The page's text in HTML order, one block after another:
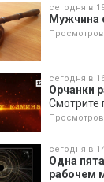
сегодня в
Мужчина
Просмотров
сегодня в
Орчанки
Смотрите
Просмотров
сегодня в
Одна
рабочем